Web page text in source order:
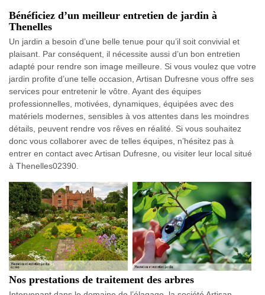
Bénéficiez d’un meilleur entretien de jardin à
Thenelles
Un jardin a besoin d’une belle tenue pour qu’il soit convivial et
plaisant. Par conséquent, il nécessite aussi d’un bon entretien
adapté pour rendre son image meilleure. Si vous voulez que votre
jardin profite d’une telle occasion, Artisan Dufresne vous offre ses
services pour entretenir le vôtre. Ayant des équipes
professionnelles, motivées, dynamiques, équipées avec des
matériels modernes, sensibles à vos attentes dans les moindres
détails, peuvent rendre vos rêves en réalité. Si vous souhaitez
donc vous collaborer avec de telles équipes, n’hésitez pas à
entrer en contact avec Artisan Dufresne, ou visiter leur local situé
à Thenelles02390.
Nos prestations de traitement des arbres